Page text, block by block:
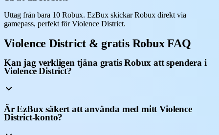
Uttag från bara 10 Robux. EzBux skickar Robux direkt via
gamepass, perfekt för Violence District.
Violence District & gratis Robux FAQ
Kan jag verkligen tjäna gratis Robux att spendera i
Violence District?
Är EzBux säkert att använda med mitt Violence
District-konto?